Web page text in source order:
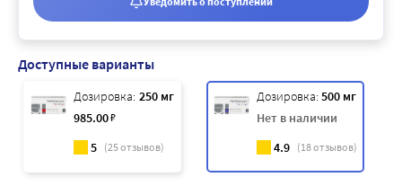
Доступные варианты
Дозировка: 250 мг
985.00₽
5 (25отзывов)
Дозировка: 500 мг
Нет в наличии
4.9
(18отзывов)